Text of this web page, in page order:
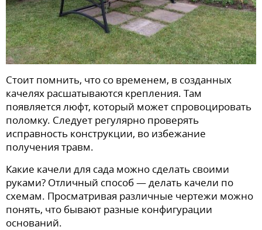
Стоит помнить, что со временем, в созданных
качелях расшатываются крепления. Там
появляется люфт, который может спровоцировать
поломку. Следует регулярно проверять
исправность конструкции, во избежание
получения травм.
Какие качели для сада можно сделать своими
руками? Отличный способ — делать качели по
схемам. Просматривая различные чертежи можно
понять, что бывают разные конфигурации
оснований.